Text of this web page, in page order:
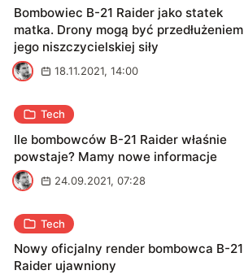
Bombowiec B-21 Raider jako statek
matka. Drony mogą być przedłużeniem
jego niszczycielskiej siły
M
18.11.2021, 14:00
Tech
Ile bombowców B-21 Raider właśnie
powstaje? Mamy nowe informacje
M
24.09.2021, 07:28
Tech
Nowy oficjalny render bombowca B-21
Raider ujawniony